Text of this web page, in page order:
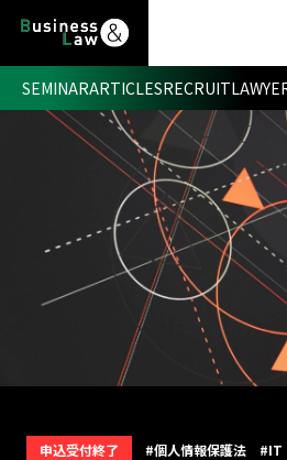
セミナー ・ 記事
記事
リクルート
SEMINARARTICLESRECRUIT
申込受付終了 #個人情報保護法 #IT